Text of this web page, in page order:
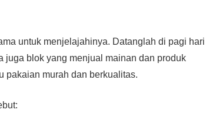
untuk menjelajahinya. Datanglah di pagi hari
juga blok yang menjual mainan dan produk
pakaian murah dan berkualitas.